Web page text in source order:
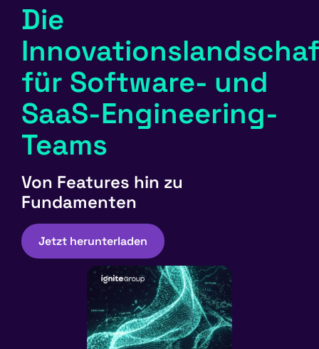
Die
für Software- und
SaaS-Engineering-
Teams
Von Features hin zu
Fundamenten
Jetzt herunterladen